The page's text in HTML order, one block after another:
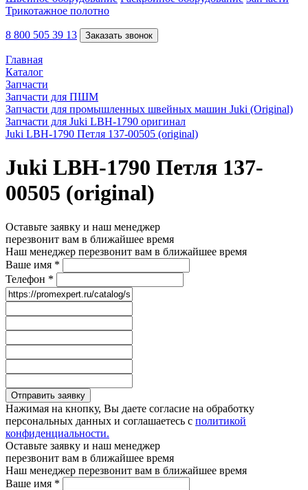
Трикотажное полотно
8 800 505 39 13 Заказать звонок
Главная
Каталог
Запчасти
Запчасти для ПШМ
Запчасти для промышленных швейных машин Juki (Original)
Запчасти для Juki LBH-1790 оригинал
Juki LBH-1790 Петля 137-00505 (original)
Juki LBH-1790 Петля 137-
00505 (original)
Оставьте заявку и наш менеджер
перезвонит вам в ближайшее время
Наш менеджер перезвонит вам в ближайшее время
Ваше имя *
Телефон *
Отправить заявку
Нажимая на кнопку, Вы даете согласие на обработку
персональных данных и соглашаетесь с политикой
конфиденциальности.
Оставьте заявку и наш менеджер
перезвонит вам в ближайшее время
Наш менеджер перезвонит вам в ближайшее время
Ваше имя *